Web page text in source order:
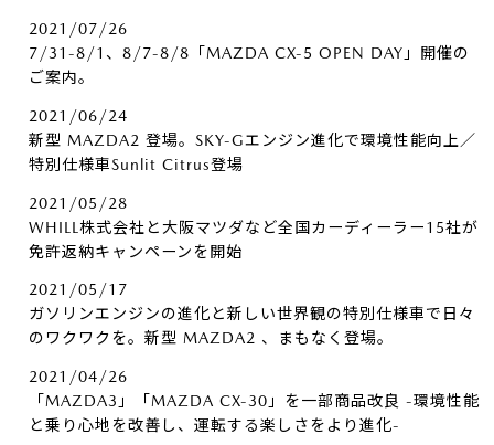
2021/07/26
7/31-8/1、8/7-8/8「MAZDA CX-5 OPEN DAY」開催の
ご案内。
2021/06/24
新型 MAZDA2 登場。SKY-Gエンジン進化で環境性能向上／
特別仕様車Sunlit Citrus登場
2021/05/28
WHILL株式会社と大阪マツダなど全国カーディーラー15社が
免許返納キャンペーンを開始
2021/05/17
ガソリンエンジンの進化と新しい世界観の特別仕様車で日々
のワクワクを。新型 MAZDA2 、まもなく登場。
2021/04/26
「MAZDA3」「MAZDA CX-30」を一部商品改良 -環境性能
と乗り心地を改善し、運転する楽しさをより進化-